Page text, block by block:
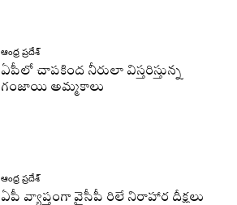
ఆంధ్ర ప్రదేశ్
ఏపీలో చాపకింద నీరులా విస్తరిస్తున్న
గంజాయి అమ్మకాలు
ఆంధ్ర ప్రదేశ్
ఏపీ వ్యాప్తంగా వైసీపీ రిలే నిరాహార దీక్షలు